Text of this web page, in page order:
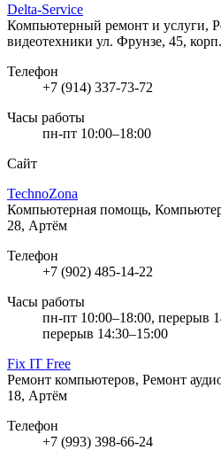
Delta-Service
Компьютерный ремонт и услуги,
видеотехники ул. Фрунзе, 45,
Телефон
+7 (914) 337-73-72
Часы работы
пн-пт 10:00–18:00
Сайт
TechnoZona
Компьютерная помощь,
28, Артём
Телефон
+7 (902) 485-14-22
Часы работы
пн-пт 10:00–18:00, перерыв
перерыв 14:30–15:00
Fix IT Free
Ремонт компьютеров, Ремонт
18, Артём
Телефон
+7 (993) 398-66-24